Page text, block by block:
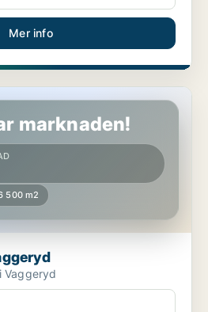
Mer info
marknaden!
500 m2
Vaggeryd